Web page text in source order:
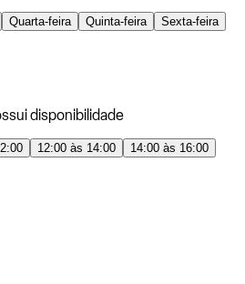
Quarta-feira Quinta-feira
Sexta-feira
disponibilidade
12:00 às 14:00
14:00 às 16:00